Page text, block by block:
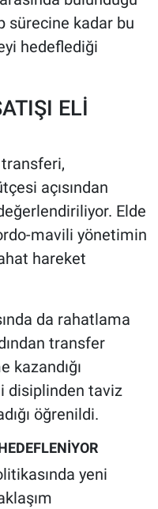
sürecine kadar bu
hedeflediği
ELİ
açısından
Elde
mavili yönetimin
hareket
da rahatlama
transfer
kazandığı
disiplinden taviz
öğrenildi.
yeni